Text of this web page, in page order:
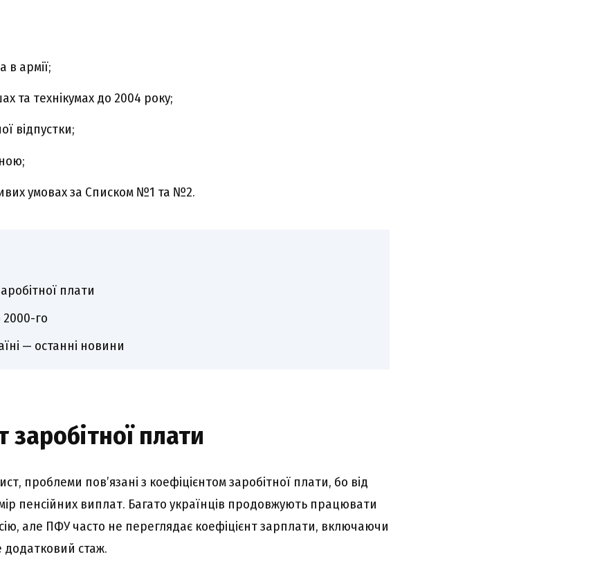
в армії;
та технікумах до 2004 року;
відпустки;
умовах за Списком №1 та №2.
плати
го
— останні новини
заробітної плати
проблеми пов’язані з коефіцієнтом заробітної плати, бо від
пенсійних виплат. Багато українців продовжують працювати
але ПФУ часто не переглядає коефіцієнт зарплати, включаючи
стаж.